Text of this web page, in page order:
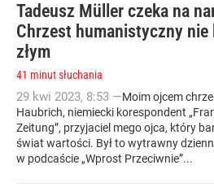
Tadeusz Müller czeka na
Chrzest humanistyczny nie
złym
41 minut słuchania
29 kwi 2023, 8:53 —Moim ojcem
Haubrich, niemiecki korespondent
Zeitung”, przyjaciel mego ojca, który
świat wartości. Był to wytrawny
w podcaście „Wprost Przeciwnie”...